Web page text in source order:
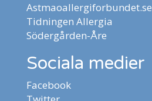
Astmaoallergiforbundet.se
Tidningen Allergia
Södergården-Åre
Sociala medier
Facebook